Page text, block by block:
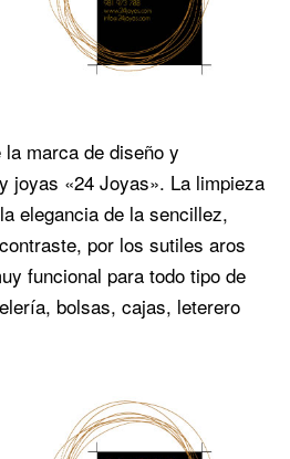
marca de diseño y
joyas «24 Joyas». La limpieza
elegancia de la sencillez,
por los sutiles aros
funcional para todo tipo de
bolsas, cajas, leterero